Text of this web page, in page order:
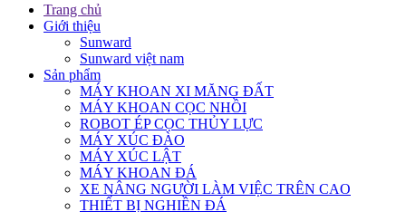
Trang chủ
Giới thiệu
Sunward
Sunward việt nam
Sản phẩm
MÁY KHOAN XI MĂNG ĐẤT
MÁY KHOAN CỌC NHỒI
ROBOT ÉP CỌC THỦY LỰC
MÁY XÚC ĐÀO
MÁY XÚC LẬT
MÁY KHOAN ĐÁ
XE NÂNG NGƯỜI LÀM VIỆC TRÊN CAO
THIẾT BỊ NGHIỀN ĐÁ